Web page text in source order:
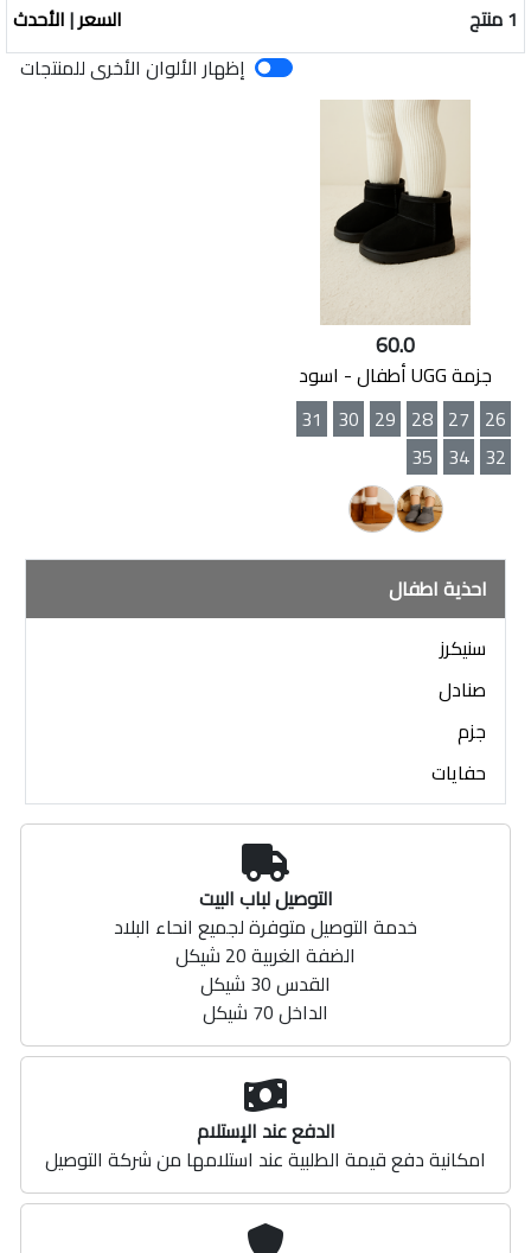
1 منتج السعر|الأحدث
إظهار الألوان الأخرى للمنتجات
60.0
جزمة UGG أطفال - اسود
26
27
28
29
30
31
32
34
35
احذية اطفال
سنيكرز
صنادل
جزم
حفايات
التوصيل لباب البيت
خدمة التوصيل متوفرة لجميع انحاء البلاد
الضفة الغربية 20 شيكل
القدس 30 شيكل
الداخل 70 شيكل
الدفع عند الإستلام
امكانية دفع قيمة الطلبية عند استلامها من شركة التوصيل